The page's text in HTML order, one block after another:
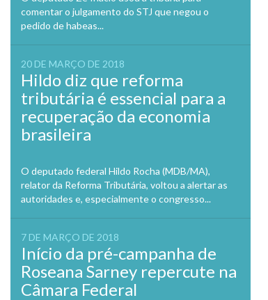
comentar o julgamento do STJ que negou o
pedido de habeas...
20 DE MARÇO DE 2018
Hildo diz que reforma
tributária é essencial para a
recuperação da economia
brasileira
O deputado federal Hildo Rocha (MDB/MA),
relator da Reforma Tributária, voltou a alertar as
autoridades e, especialmente o congresso...
7 DE MARÇO DE 2018
Início da pré-campanha de
Roseana Sarney repercute na
Câmara Federal